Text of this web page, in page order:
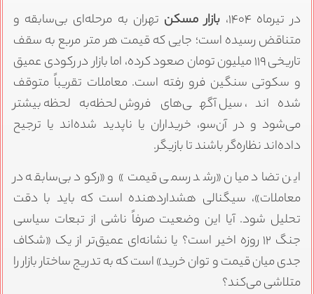
در تیرماه ۱۴۰۴، بازار مسکنتهران به مرحله‌ای بی‌سابقه و
متناقض رسیده است؛ جایی که قیمت هر متر مربع به سقف
تاریخی ۱۱۹ میلیون تومان صعود کرده، اما بازار در رکودی عمیق
و سکوتی سنگین فرو رفته است. معاملات تقریباً متوقف
شده‌اند، سیل آگهی‌های فروش لحظه‌به‌لحظه بیشتر
می‌شود و در آن‌سو، خریداران یا ناپدید شده‌اند یا ترجیح
داده‌اند نظاره‌گر باشند تا بازیگر.
این تضاد میان «رشد رسمی قیمت» و «رکود بی‌سابقه در
معاملات»، سیگنالی هشداردهنده است که باید با دقت
تحلیل شود. آیا این وضعیت صرفاً ناشی از تبعات سیاسی
جنگ ۱۲ روزه اخیر است؟ یا نشانه‌ای عمیق‌تر از یک «شکاف
جدی میان قیمت و توان خرید» است که به تدریج ساختار بازار را
متلاشی می‌کند؟